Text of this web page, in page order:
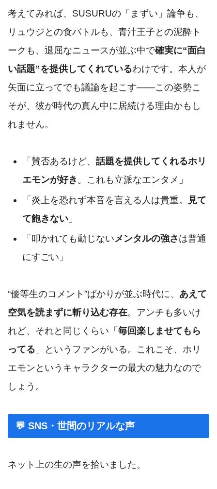
考えてみれば、SUSURUの「まずい」論争も、
リュウジとの食バトルも、青汁王子との泥酔ト
ークも、退屈なニュースが並ぶ中で確実に“面白
い話題”を提供してくれているわけです。本人が
矢面に立ってでも議論を起こす――この姿勢こ
そが、彼が時代の真ん中に居続ける理由かもし
れません。
「賛否あるけど、 話題を提供してくれるホリ
エモンが好き 。これも立派なエンタメ」
「炎上を恐れず本音を言える人は貴重。
見て
て飽きない」
「叩かれても動じないメンタルの強さは普通
にすごい」
“優等生のコメント”ばかりが並ぶ時代に、 あえて
空気を読まずに斬り込む存在。アンチも多いけ
れど、それと同じくらい「 毎回楽しませてもら
ってる 」というファンがいる。これこそ、ホリ
エモンというキャラクターの最大の魅力なので
しょう。
💬 SNS・世間のリアルな声
ネット上の生の声を拾いました。